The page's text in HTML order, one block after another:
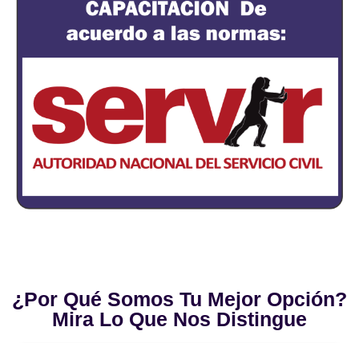
¿Por Qué Somos Tu Mejor Opción?
Mira Lo Que Nos Distingue